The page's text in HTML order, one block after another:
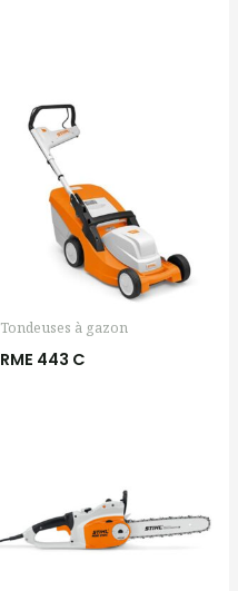
Tondeuses à gazon
RME 443 C